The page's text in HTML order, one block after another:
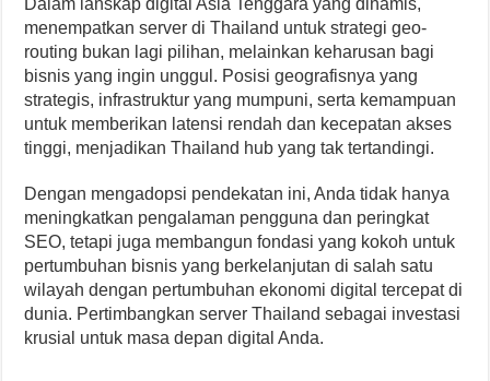
menempatkan server di Thailand untuk strategi geo-
routing bukan lagi pilihan, melainkan keharusan bagi
bisnis yang ingin unggul. Posisi geografisnya yang
strategis, infrastruktur yang mumpuni, serta kemampuan
untuk memberikan latensi rendah dan kecepatan akses
tinggi, menjadikan Thailand hub yang tak tertandingi.
Dengan mengadopsi pendekatan ini, Anda tidak hanya
meningkatkan pengalaman pengguna dan peringkat
SEO, tetapi juga membangun fondasi yang kokoh untuk
pertumbuhan bisnis yang berkelanjutan di salah satu
wilayah dengan pertumbuhan ekonomi digital tercepat di
dunia. Pertimbangkan server Thailand sebagai investasi
krusial untuk masa depan digital Anda.